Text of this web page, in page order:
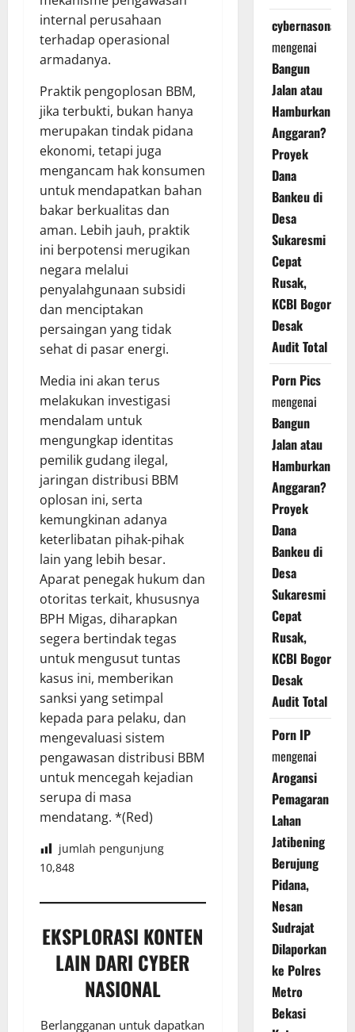
internal perusahaan
terhadap operasional
armadanya.
Praktik pengoplosan BBM,
jika terbukti, bukan hanya
merupakan tindak pidana
ekonomi, tetapi juga
mengancam hak konsumen
untuk mendapatkan bahan
bakar berkualitas dan
aman. Lebih jauh, praktik
ini berpotensi merugikan
negara melalui
penyalahgunaan subsidi
dan menciptakan
persaingan yang tidak
sehat di pasar energi.
Media ini akan terus
melakukan investigasi
mendalam untuk
mengungkap identitas
pemilik gudang ilegal,
jaringan distribusi BBM
oplosan ini, serta
kemungkinan adanya
keterlibatan pihak-pihak
lain yang lebih besar.
Aparat penegak hukum dan
otoritas terkait, khususnya
BPH Migas, diharapkan
segera bertindak tegas
untuk mengusut tuntas
kasus ini, memberikan
sanksi yang setimpal
kepada para pelaku, dan
mengevaluasi sistem
pengawasan distribusi BBM
untuk mencegah kejadian
serupa di masa
mendatang. *(Red)
jumlah pengunjung
10,848
EKSPLORASI KONTEN
LAIN DARI CYBER
NASIONAL
Berlangganan untuk dapatkan
cybernasonal
mengenai
Bangun
Jalan atau
Hamburkan
Anggaran?
Proyek
Dana
Bankeu di
Desa
Sukaresmi
Cepat
Rusak,
KCBI Bogor
Desak
Audit Total
Porn Pics
mengenai
Bangun
Jalan atau
Hamburkan
Anggaran?
Proyek
Dana
Bankeu di
Desa
Sukaresmi
Cepat
Rusak,
KCBI Bogor
Desak
Audit Total
Porn IP
mengenai
Arogansi
Pemagaran
Lahan
Jatibening
Berujung
Pidana,
Nesan
Sudrajat
Dilaporkan
ke Polres
Metro
Bekasi